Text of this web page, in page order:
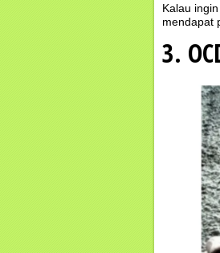
Kalau
mendapat
3.